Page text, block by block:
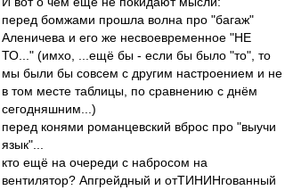
перед бомжами прошла волна про "багаж"
Аленичева и его же несвоевременное "НЕ
ТО..." (имхо, ...ещё бы - если бы было "то", то
мы были бы совсем с другим настроением и не
в том месте таблицы, по сравнению с днём
сегодняшним...)
перед конями романцевский вброс про "выучи
язык"...
кто ещё на очереди с набросом на
вентилятор? Апгрейдный и отТИНИНгованный